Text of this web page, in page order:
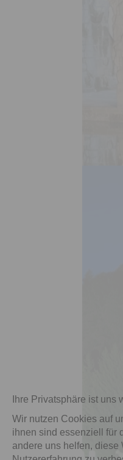
Ihre Privatsphäre ist uns
Wir nutzen Cookies auf
ihnen sind essenziell für
andere uns helfen, diese